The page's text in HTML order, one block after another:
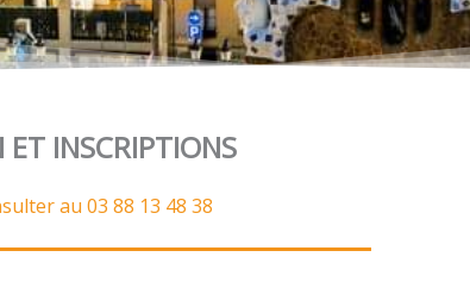
INSCRIPTIONS
au 03 88 13 48 38